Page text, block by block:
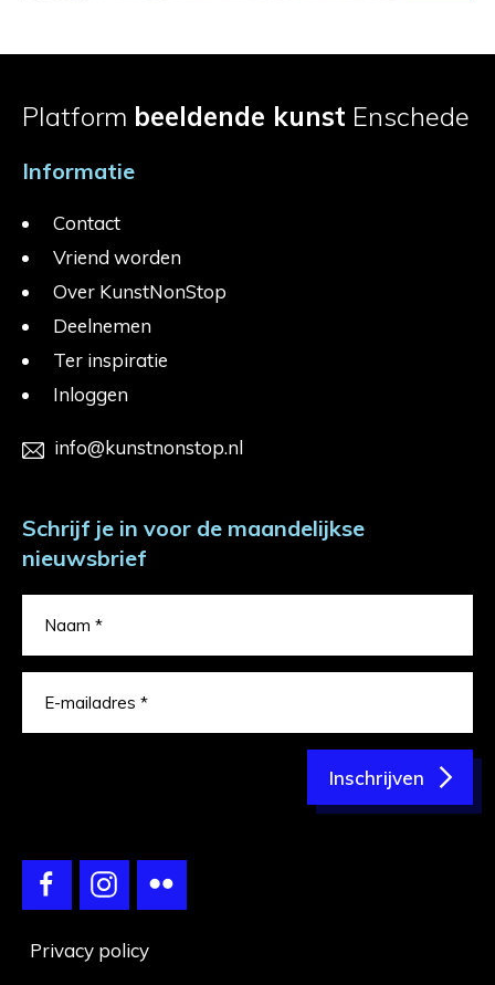
Platform beeldende kunst Enschede
Informatie
Contact
Vriend worden
Over KunstNonStop
Deelnemen
Ter inspiratie
Inloggen
info@kunstnonstop.nl
Schrijf je in voor de maandelijkse
nieuwsbrief
Inschrijven
Privacy policy